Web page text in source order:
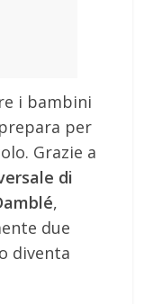
i bambini
per
Grazie a
di
,
due
diventa